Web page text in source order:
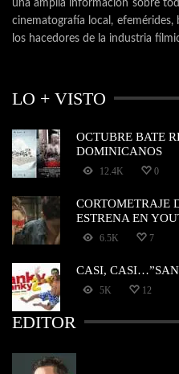
una amplia información sobre
cinematografía local, efemérides,
los hacedores de la industria
LO + VISTO
OCTUBRE BATE
DOMINICANOS
12.4K 0
CORTOMETRAJE
ESTRENA EN
6.5K 7
CASI,
5K 12
EDITOR